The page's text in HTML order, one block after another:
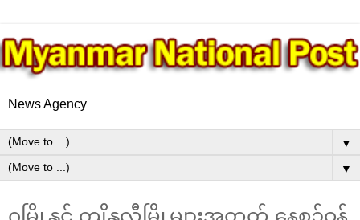
News Agency
▼
▼
ဂွမြို့နှင့် ကျိန္တလီမြို့များအတွက် နေ့စဉ်ဝန်